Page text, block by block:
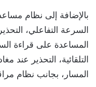
بالإضافة إلى نظام
السرعة التفاعلي،
المساعدة على قراءة
التلقائية، التحذير عند
المسار، بجانب نظام